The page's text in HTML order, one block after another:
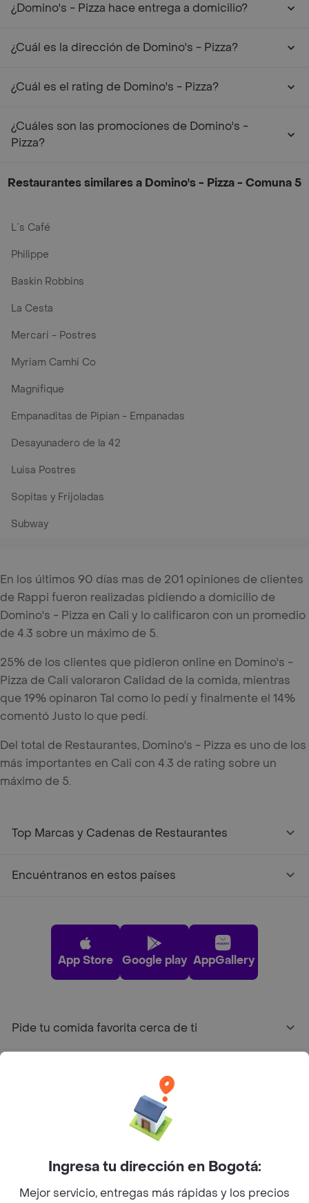
¿Domino's - Pizza hace entrega a domicilio?
¿Cuál es la dirección de Domino's - Pizza?
¿Cuál es el rating de Domino's - Pizza?
¿Cuáles son las promociones de Domino's -
Pizza?
Restaurantes similares a Domino's - Pizza - Comuna 5
L´s Café
Philippe
Baskin Robbins
La Cesta
Mercari - Postres
Myriam Camhi Co
Magnifique
Empanaditas de Pipian - Empanadas
Desayunadero de la 42
Luisa Postres
Sopitas y Frijoladas
Subway
En los últimos 90 días mas de 201 opiniones de clientes
de Rappi fueron realizadas pidiendo a domicilio de
Domino's - Pizza en Cali y lo calificaron con un promedio
de 4.3 sobre un máximo de 5.
25% de los clientes que pidieron online en Domino's -
Pizza de Cali valoraron Calidad de la comida, mientras
que 19% opinaron Tal como lo pedí y finalmente el 14%
comentó Justo lo que pedí.
Del total de Restaurantes, Domino's - Pizza es uno de los
más importantes en Cali con 4.3 de rating sobre un
máximo de 5.
Top Marcas y Cadenas de Restaurantes
Encuéntranos en estos países
App Store Google play AppGallery
Pide tu comida favorita cerca de ti
Facebook
Twitter
Instagram
Ingresa tu dirección en Bogotá:
Mejor servicio, entregas más rápidas y los precios